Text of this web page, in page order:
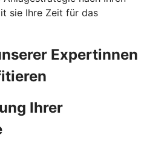
sie Ihre Zeit für das
Expertinnen
Ihrer